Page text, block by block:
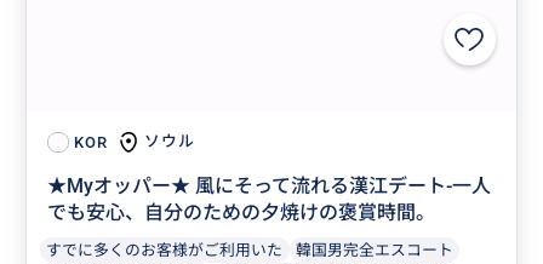
KOR ソウル
★Myオッパー★ 風にそって流れる漢江デート-一人
でも安心、自分のための夕焼けの褒賞時間。
すでに多くのお客様がご利用いた
韓国男完全エスコート